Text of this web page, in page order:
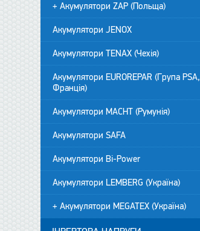
+ Акумулятори ZAP (Польща)
Акумулятори JENOX
Акумулятори TENAX (Чехія)
Акумулятори EUROREPAR (Група PSA,
Франція)
Акумулятори MACHT (Румунія)
Акумулятори SAFA
Акумулятори Bi-Power
Акумулятори LEMBERG (Україна)
+ Акумулятори MEGATEX (Україна)